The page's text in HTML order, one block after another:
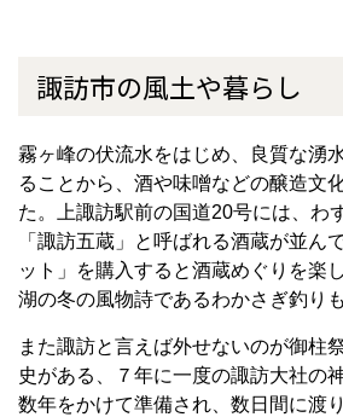
諏訪市の風土や暮らし
霧ヶ峰の伏流水をはじめ、良質な湧
ることから、酒や味噌などの醸造文
た。上諏訪駅前の国道20号には、わ
「諏訪五蔵」と呼ばれる酒蔵が並ん
ット」を購入すると酒蔵めぐりを楽
湖の冬の風物詩であるわかさぎ釣り
また諏訪と言えば外せないのが御柱
史がある、７年に一度の諏訪大社の
数年をかけて準備され、数日間に渡